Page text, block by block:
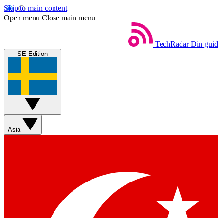
Skip to main content
Open menu Close main menu
TechRadar Din
SE Edition
Asia